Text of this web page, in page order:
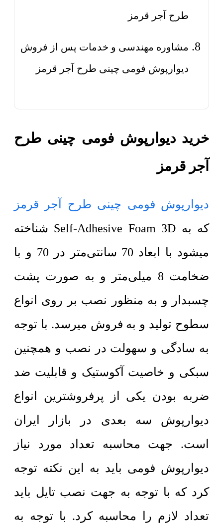
طرح آجر قرمز
مشاوره مهندسی و خدمات پس از فروش
دیوارپوش فومی چینی طرح آجر قرمز
خرید دیوارپوش فومی چینی طرح
آجر قرمز
دیوارپوش فومی چینی طرح آجر قرمز
که به Self-Adhesive Foam 3D شناخته
میشود با ابعاد 70 سانتی‌متر در 70 و با
ضخامت 8 میلی‌متر و به صورت پشت
چسبدار و به منظور نصب بر روی انواع
سطوح تولید و به فروش میرسد. با توجه
به سادگی و سهولت در نصب و همچنین
سبکی و خاصیت آکوستیک و قابلیت ضد
ضربه بودن یکی از پرفروشترین انواع
دیوارپوش سه بعدی در بازار ایران
است. جهت محاسبه تعداد مورد نیاز
دیوارپوش فومی باید به این نکته توجه
کرد که با توجه به جهت نصب تایل باید
تعداد لازم را محاسبه کرد. با توجه به